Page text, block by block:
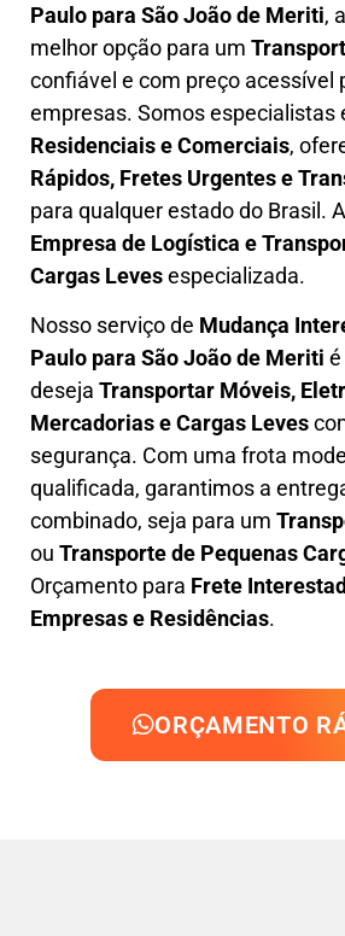
Paulo para São João de Meriti,
melhor opção para um T
confiável e com preço acessível
empresas. Somos especialistas
Residenciais e Comerciais,
Rápidos, Fretes Urgentes e
para qualquer estado do Brasil. A
Empresa de Logística e
Cargas Levesespecializada.
Nosso serviço de Mudança
Paulo para São João de Meriti
deseja Transportar Móveis,
Mercadorias e Cargas Leves
segurança. Com uma frota
qualificada, garantimos a
combinado, seja para um
ou Transporte de Pequenas
Orçamento para Frete
Empresas e Residências.
ORÇAMENTO